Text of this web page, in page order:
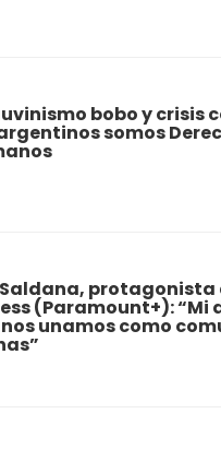
bobo y crisis
somos
Saldana, protagonista
(Paramount+): “Mi
unamos como